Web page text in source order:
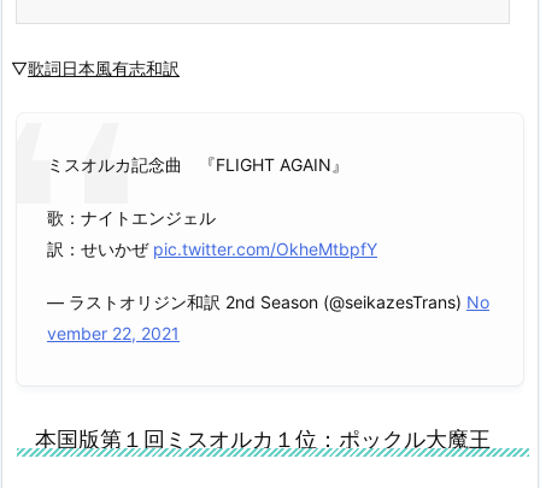
▽歌詞日本風有志和訳
ミスオルカ記念曲 『FLIGHT AGAIN』
歌：ナイトエンジェル
訳：せいかぜ pic.twitter.com/OkheMtbpfY
— ラストオリジン和訳 2nd Season (@seikazesTrans) No
vember 22, 2021
本国版第１回ミスオルカ１位：ポックル大魔王